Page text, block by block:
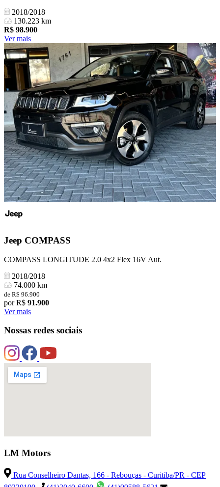
2018/2018
130.223 km
R$ 98.900
Ver mais
Jeep COMPASS
COMPASS LONGITUDE 2.0 4x2 Flex 16V Aut.
2018/2018
74.000 km
de R$ 96.900
por R$ 91.900
Ver mais
Nossas redes sociais
LM Motors
Rua Conselheiro Dantas, 166 - Rebouças - Curitiba/PR - CEP